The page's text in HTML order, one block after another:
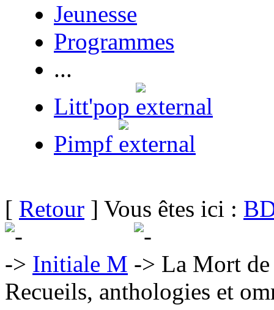
Jeunesse
Programmes
...
Litt'pop
Pimpf
[ Retour ] Vous êtes ici :
Initiale M
La Mort
Recueils, anthologies et